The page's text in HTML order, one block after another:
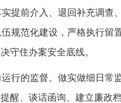
提前介入、退回补充调查
规范化建设，严格执行留
守住办案安全底线。
行的监督。做实做细日常
醒、谈话函询、建立廉政